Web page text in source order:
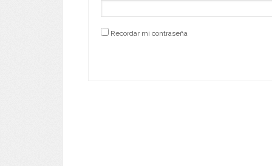
Recordar mi contraseña